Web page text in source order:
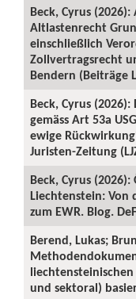
Beck, Cyrus
Altlastenrecht
einschließlich
Zollvertragsrecht
Bendern (Beiträge
Beck, Cyrus
gemäss Art 53a
ewige
Juristen-Zeitung
Beck, Cyrus
Liechtenstein: Von
zum EWR. Blog.
Berend, Lukas;
und sektoral)